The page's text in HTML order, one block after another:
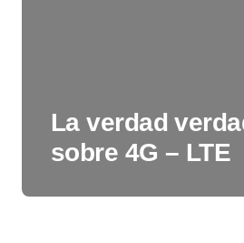
La verdad
sobre 4G – LTE